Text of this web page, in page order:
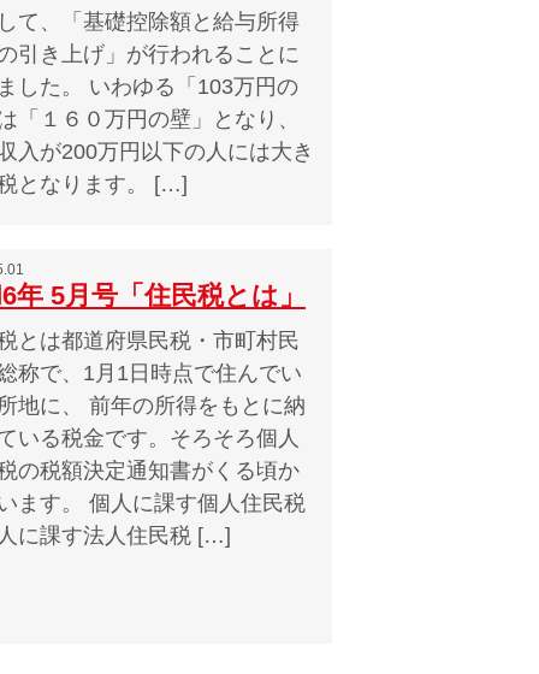
て、「基礎控除額と給与所得
引き上げ」が行われることに
した。 いわゆる「103万円の
「１６０万円の壁」となり、
入が200万円以下の人には大き
となります。 […]
年 5月号「住民税とは」
とは都道府県民税・市町村民
称で、1月1日時点で住んでい
地に、 前年の所得をもとに納
いる税金です。そろそろ個人
の税額決定通知書がくる頃か
ます。 個人に課す個人住民税
に課す法人住民税 […]